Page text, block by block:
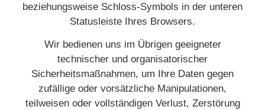
beziehungsweise Schloss-Symbols in der unteren
Statusleiste Ihres Browsers.
Wir bedienen uns im Übrigen geeigneter
technischer und organisatorischer
Sicherheitsmaßnahmen, um Ihre Daten gegen
zufällige oder vorsätzliche Manipulationen,
teilweisen oder vollständigen Verlust, Zerstörung